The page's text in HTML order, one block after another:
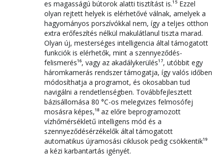
es magasságú bútorok alatti tisztítást is.¹⁵ Ezzel
olyan rejtett helyek is elérhetővé válnak, amelyek a
hagyományos porszívókkal nem, így a teljes otthon
extra erőfeszítés nélkül makulátlanul tiszta marad.
Olyan új, mesterséges intelligencia által támogatott
funkciók is elérhetők, mint a szennyeződés-
felismerés¹⁶, vagy az akadálykerülés¹⁷, utóbbit egy
háromkamerás rendszer támogatja, így valós időben
módosíthatja a programot, és okosabban tud
navigálni a rendetlenségben. Továbbfejlesztett
bázisállomása 80 °C-os melegvizes felmosófej
mosásra képes,¹⁸ az előre beprogramozott
vízhőmérsékletű intelligens mód és a
szennyeződésérzékelők által támogatott
automatikus újramosási ciklusok pedig csökkentik¹⁹
a kézi karbantartás igényét.